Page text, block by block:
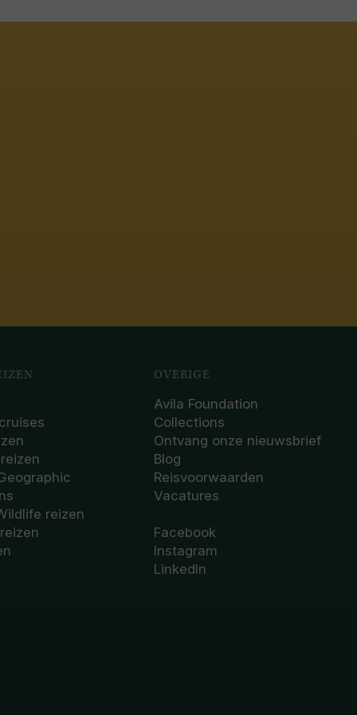
reizen
OVERIGE
Avila Foundation
Collections
Ontvang onze nieuwsbrief
Blog
Reisvoorwaarden
Vacatures
Facebook
Instagram
LinkedIn